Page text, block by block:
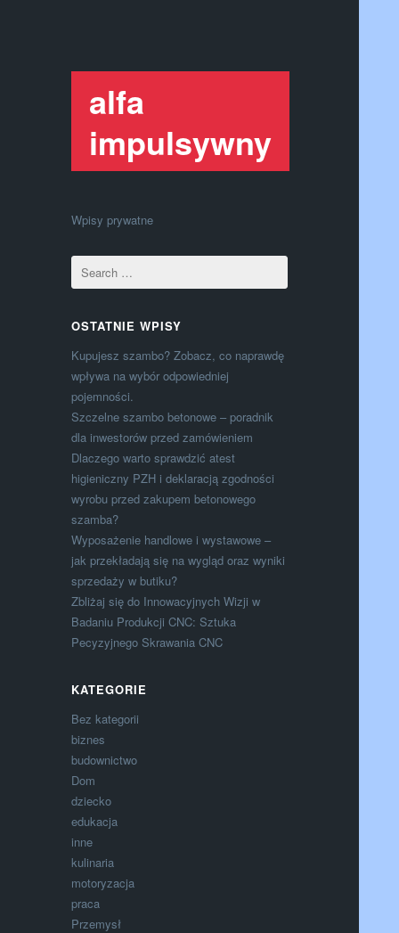
alfa
impulsywny
Wpisy prywatne
OSTATNIE WPISY
Kupujesz szambo? Zobacz, co naprawdę
wpływa na wybór odpowiedniej
pojemności.
Szczelne szambo betonowe – poradnik
dla inwestorów przed zamówieniem
Dlaczego warto sprawdzić atest
higieniczny PZH i deklaracją zgodności
wyrobu przed zakupem betonowego
szamba?
Wyposażenie handlowe i wystawowe –
jak przekładają się na wygląd oraz wyniki
sprzedaży w butiku?
Zbliżaj się do Innowacyjnych Wizji w
Badaniu Produkcji CNC: Sztuka
Pecyzyjnego Skrawania CNC
KATEGORIE
Bez kategorii
biznes
budownictwo
Dom
dziecko
edukacja
inne
kulinaria
motoryzacja
praca
Przemysł